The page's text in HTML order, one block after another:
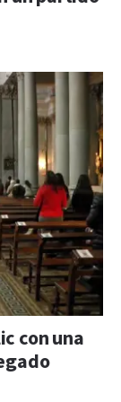
con una